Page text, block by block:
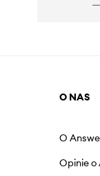
O NAS
O
Opinie o